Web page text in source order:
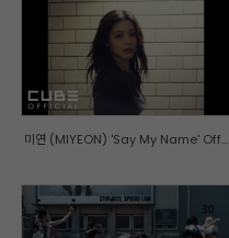
미연 (MIYEON) 'Say My Name' Off...